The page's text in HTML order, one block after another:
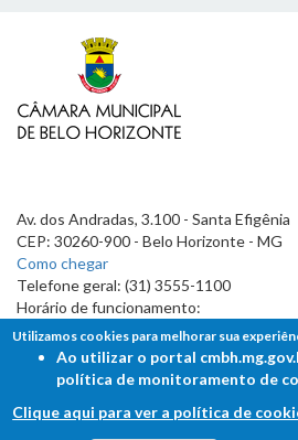
Av. dos Andradas, 3.100 - Santa Efigênia
CEP: 30260-900 - Belo Horizonte - MG
Como chegar
Telefone geral: (31) 3555-1100
Horário de funcionamento:
7h às 19h
Utilizamos cookies para melhorar sua
Ao utilizar o portal
política de monitoramento de
Clique aqui para ver a política de